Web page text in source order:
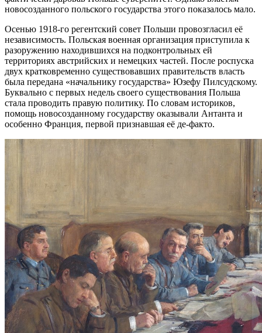
новосозданного польского государства этого показалось мало.
Осенью 1918-го регентский совет Польши провозгласил её
независимость. Польская военная организация приступила к
разоружению находившихся на подконтрольных ей
территориях австрийских и немецких частей. После роспуска
двух кратковременно существовавших правительств власть
была передана «начальнику государства» Юзефу Пилсудскому.
Буквально с первых недель своего существования Польша
стала проводить правую политику. По словам историков,
помощь новосозданному государству оказывали Антанта и
особенно Франция, первой признавшая её де-факто.